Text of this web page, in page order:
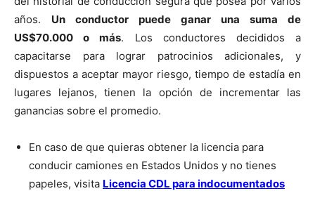
años. Un conductor puede ganar una suma de
US$70.000 o más. Los conductores decididos a
capacitarse para lograr patrocinios adicionales, y
dispuestos a aceptar mayor riesgo, tiempo de estadía en
lugares lejanos, tienen la opción de incrementar las
ganancias sobre el promedio.
En caso de que quieras obtener la licencia para
conducir camiones en Estados Unidos y no tienes
papeles, visita Licencia CDL para indocumentados